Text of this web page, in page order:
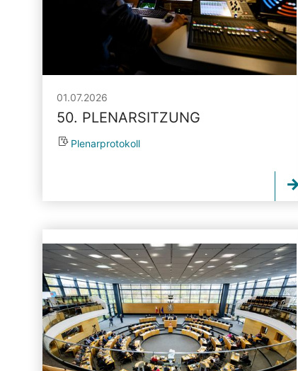
01.07.2026
50. PLENARSITZUNG
Plenarprotokoll